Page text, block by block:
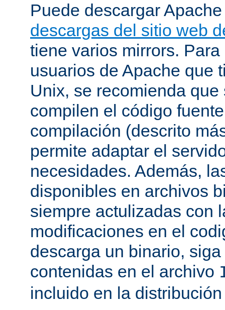
Puede descargar
descargas del sitio web
tiene varios mirrors.
usuarios de Apache que
Unix, se recomienda
compilen el código
compilación (descrito
permite adaptar el
necesidades. Además,
disponibles en archivos
siempre actulizadas con
modificaciones en el
descarga un binario,
contenidas en el archivo
incluido en la distribución